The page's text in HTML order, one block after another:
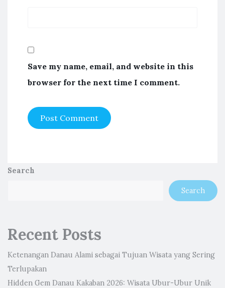
Save my name, email, and website in this
browser for the next time I comment.
Search
Search
Recent Posts
Ketenangan Danau Alami sebagai Tujuan Wisata yang Sering
Terlupakan
Hidden Gem Danau Kakaban 2026: Wisata Ubur-Ubur Unik